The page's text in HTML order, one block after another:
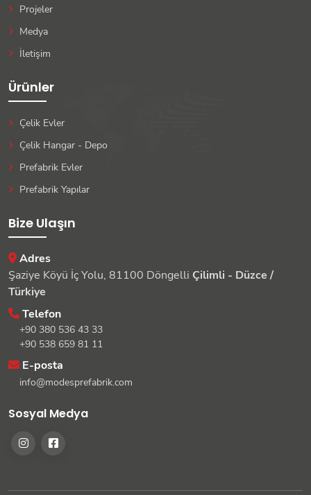
Projeler
Medya
İletişim
Ürünler
Çelik Evler
Çelik Hangar - Depo
Prefabrik Evler
Prefabrik Yapılar
Bize Ulaşın
Adres
Şaziye Köyü İç Yolu, 81100 Döngelli Çilimli - Düzce /
Türkiye
Telefon
+90 380 536 43 33
+90 538 659 81 11
E-posta
info@modesprefabrik.com
Sosyal Medya